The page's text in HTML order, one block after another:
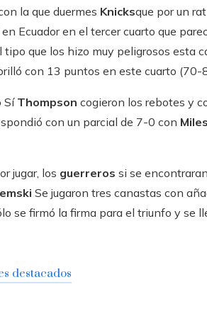
la que duermes Knicksque por un
Ecuador en el tercer cuarto que
que los hizo muy peligrosos esta
con 13 puntos en este cuarto (70-
Sí Thompson cogieron los rebotes y
con un parcial de 7-0 con
jugar, los guerreros si se
Se jugaron tres canastas con
se firmó la firma para el triunfo y se
destacados